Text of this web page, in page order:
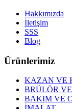
Hakkımızda
İletişim
SSS
Blog
Ürünlerimiz
KAZAN VE
BRÜLÖR
BAKIM VE